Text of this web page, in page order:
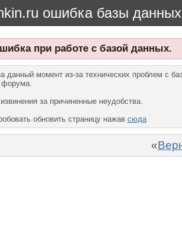
ошибка базы данных
при работе с базой данных.
данный момент из-за технических проблем с
форума.
за причиненные неудобства.
обновить страницу нажав сюда
«